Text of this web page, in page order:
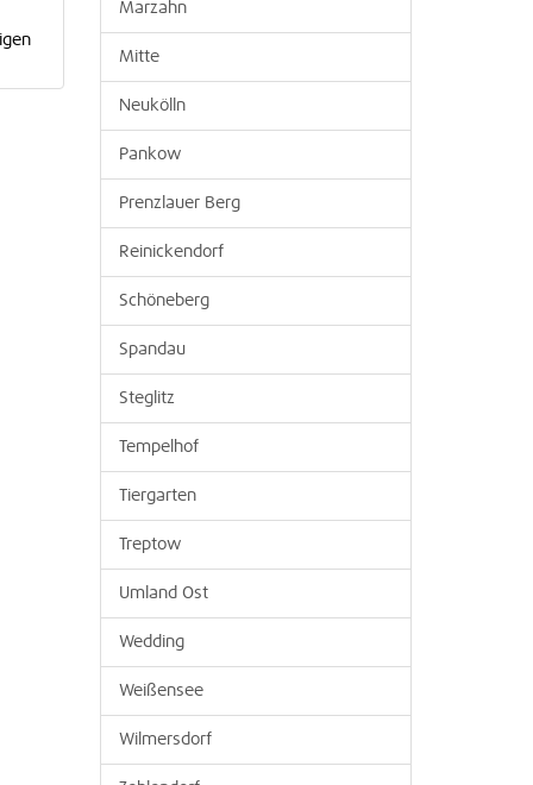
Marzahn
Mitte
Neukölln
Pankow
Prenzlauer Berg
Reinickendorf
Schöneberg
Spandau
Steglitz
Tempelhof
Tiergarten
Treptow
Umland Ost
Wedding
Weißensee
Wilmersdorf